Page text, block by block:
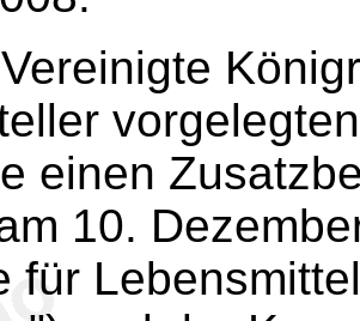
einen
10.
für